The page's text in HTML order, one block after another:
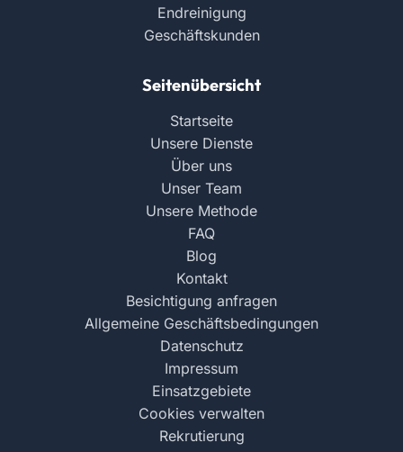
Endreinigung
Geschäftskunden
Seitenübersicht
Startseite
Unsere Dienste
Über uns
Unser Team
Unsere Methode
FAQ
Blog
Kontakt
Besichtigung anfragen
Allgemeine Geschäftsbedingungen
Datenschutz
Impressum
Einsatzgebiete
Cookies verwalten
Rekrutierung